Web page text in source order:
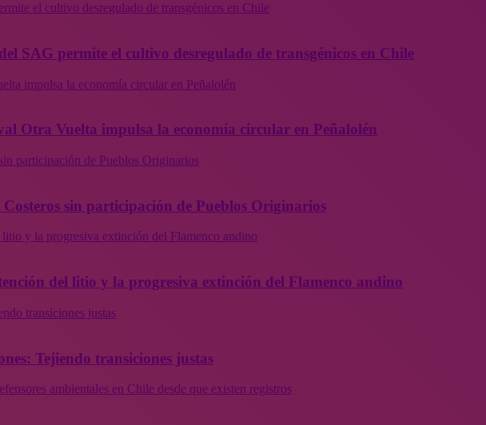
el cultivo desregulado de transgénicos en Chile
SAG permite el cultivo desregulado de transgénicos en Chile
impulsa la economía circular en Peñalolén
Otra Vuelta impulsa la economía circular en Peñalolén
participación de Pueblos Originarios
sin participación de Pueblos Originarios
y la progresiva extinción del Flamenco andino
del litio y la progresiva extinción del Flamenco andino
transiciones justas
Tejiendo transiciones justas
ambientales en Chile desde que existen registros